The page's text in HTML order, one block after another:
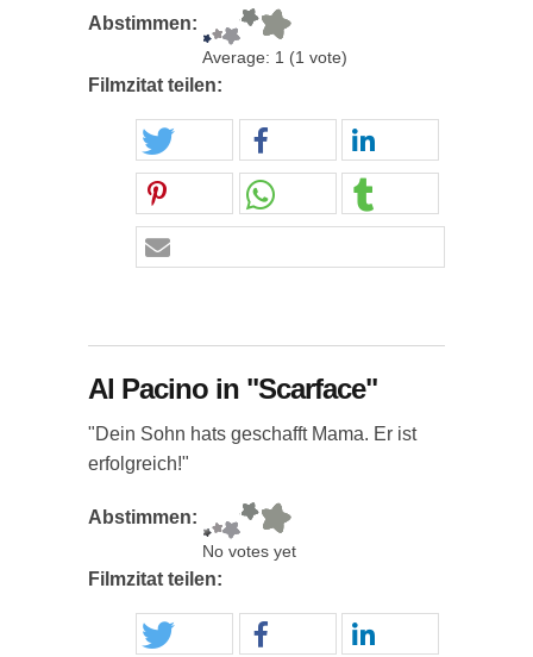
Abstimmen:
Average: 1 (1 vote)
Filmzitat teilen:
Al Pacino in "Scarface"
"Dein Sohn hats geschafft Mama. Er ist
erfolgreich!"
Abstimmen:
No votes yet
Filmzitat teilen: